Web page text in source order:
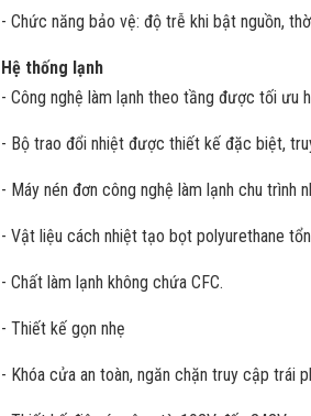
- Chức năng bảo vệ: độ trễ khi bật nguồn,
Hệ thống lạnh
- Công nghệ làm lạnh theo tầng được tối ưu
- Bộ trao đổi nhiệt được thiết kế đặc biệt,
- Máy nén đơn công nghệ làm lạnh chu trình
- Vật liệu cách nhiệt tạo bọt polyurethane
- Chất làm lạnh không chứa CFC.
- Thiết kế gọn nhẹ
- Khóa cửa an toàn, ngăn chặn truy cập trái